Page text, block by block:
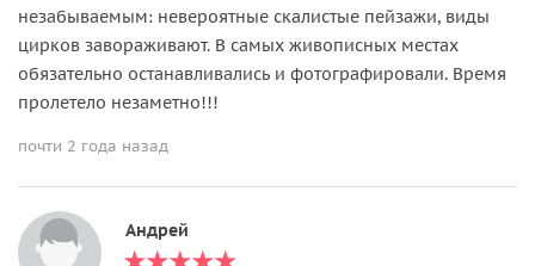
незабываемым: невероятные скалистые пейзажи, виды
цирков завораживают. В самых живописных местах
обязательно останавливались и фотографировали. Время
пролетело незаметно!!!
почти 2 года назад
Андрей